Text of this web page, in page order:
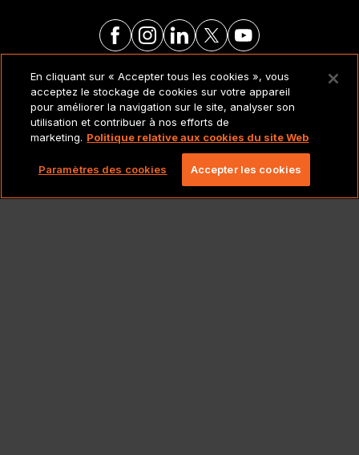
MENTIONS LÉGALES ET
POLITIQUES
Copyright 2026 Lionbridge Technologies, LLC. Tous
droits réservés.
En cliquant sur « Accepter tous les cookies », vous
acceptez le stockage de cookies sur votre appareil
pour améliorer la navigation sur le site, analyser son
utilisation et contribuer à nos efforts de
marketing. Politique relative aux cookies du site Web
Paramètres des cookies Accepter les cookies